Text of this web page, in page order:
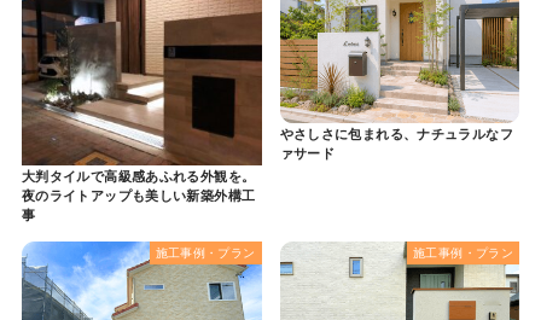
大判タイルで高級感あふれる外観を。
夜のライトアップも美しい新築外構工
事
やさしさに包まれる、ナチュラルなフ
ァサード
施工事例・プラン 施工事例・プラン